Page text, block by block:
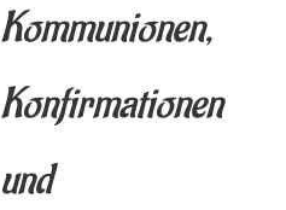
Kommunionen,
Konfirmationen
und